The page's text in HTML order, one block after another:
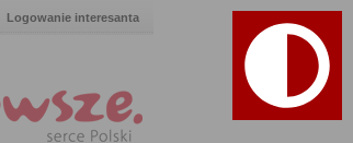
Logowanie interesanta